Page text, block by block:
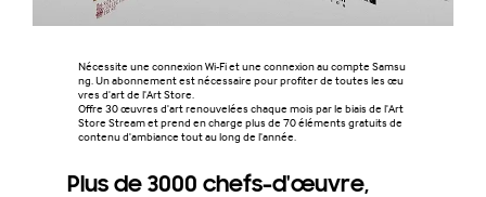
Nécessite une connexion Wi-Fi et une connexion au compte Samsu
ng. Un abonnement est nécessaire pour profiter de toutes les œu
vres d'art de l'Art Store.
Offre 30 œuvres d'art renouvelées chaque mois par le biais de l'Art
Store Stream et prend en charge plus de 70 éléments gratuits de
contenu d'ambiance tout au long de l'année.
Plus de 3000 chefs-d'œuvre,